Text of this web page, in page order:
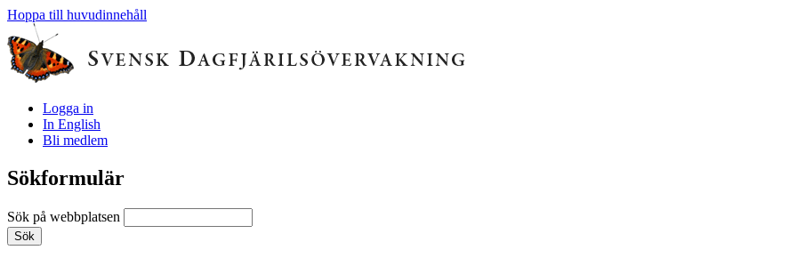
Hoppa till huvudinnehåll
Logga in
In English
Bli medlem
Sökformulär
Sök på webbplatsen